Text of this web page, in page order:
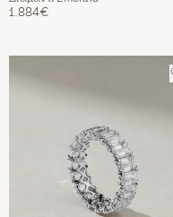
1.884€